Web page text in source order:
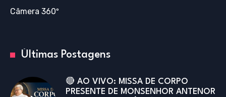
Câmera 360º
Últimas Postagens
🔴 AO VIVO: MISSA DE CORPO
PRESENTE DE MONSENHOR ANTENOR